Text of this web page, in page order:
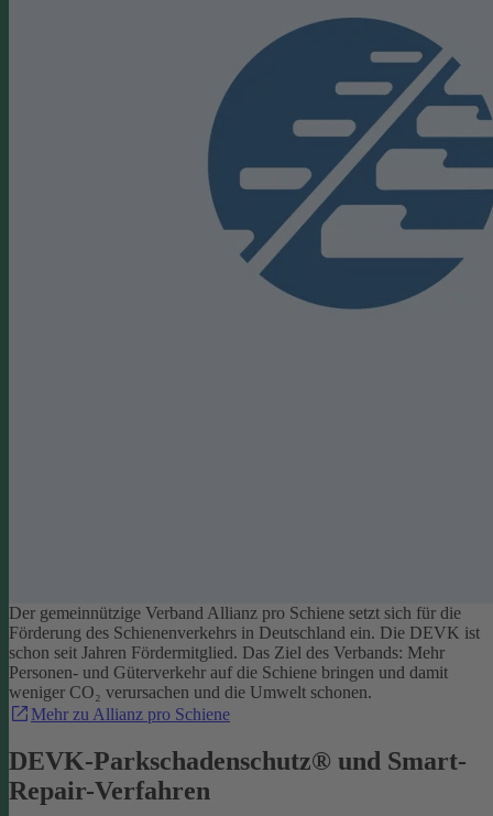
Der gemeinnützige Verband Allianz pro Schiene setzt sich für die
Förderung des Schienenverkehrs in Deutschland ein. Die DEVK ist
schon seit Jahren Fördermitglied. Das Ziel des Verbands: Mehr
Personen- und Güterverkehr auf die Schiene bringen und damit
weniger CO₂ verursachen und die Umwelt schonen.
Mehr zu Allianz pro Schiene
DEVK-Parkschadenschutz® und Smart-
Repair-Verfahren